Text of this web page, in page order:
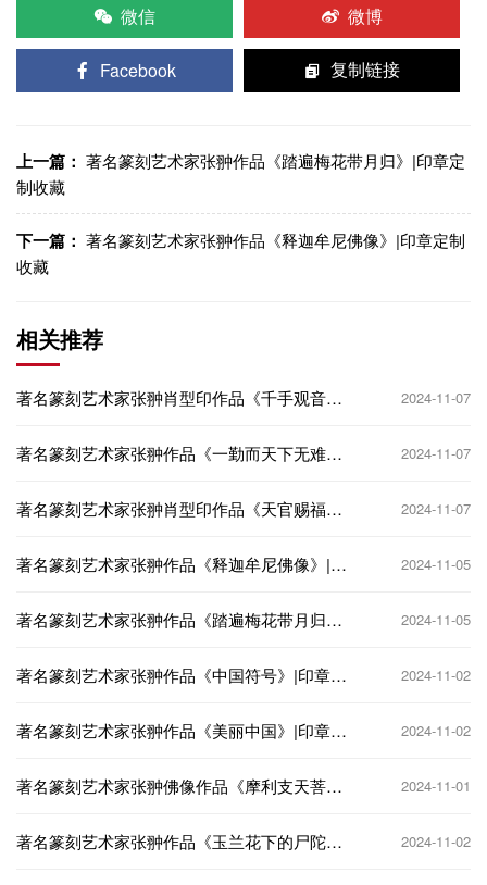
微信
微博
Facebook 复制链接
上一篇： 著名篆刻艺术家张翀作品《踏遍梅花带月归》|印章定
制收藏
下一篇： 著名篆刻艺术家张翀作品《释迦牟尼佛像》|印章定制
收藏
相关推荐
著名篆刻艺术家张翀肖型印作品《千手观音》|
2024-11-07
著名篆刻艺术家张翀作品《一勤而天下无难
2024-11-07
著名篆刻艺术家张翀肖型印作品《天官赐福》|
2024-11-07
著名篆刻艺术家张翀作品《释迦牟尼佛像》|印
2024-11-05
著名篆刻艺术家张翀作品《踏遍梅花带月归》|
2024-11-05
著名篆刻艺术家张翀作品《中国符号》|印章定
2024-11-02
著名篆刻艺术家张翀作品《美丽中国》|印章定
2024-11-02
著名篆刻艺术家张翀佛像作品《摩利支天菩
2024-11-01
著名篆刻艺术家张翀作品《玉兰花下的尸陀
2024-11-02